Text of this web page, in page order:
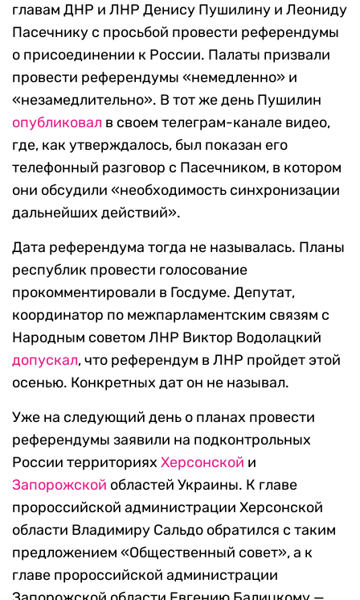
главам ДНР и ЛНР Денису Пушилину и Леониду
Пасечнику с просьбой провести референдумы
о присоединении к России. Палаты призвали
провести референдумы «немедленно» и
«незамедлительно». В тот же день Пушилин
опубликовал в своем телеграм-канале видео,
где, как утверждалось, был показан его
телефонный разговор с Пасечником, в котором
они обсудили «необходимость синхронизации
дальнейших действий».
Дата референдума тогда не называлась. Планы
республик провести голосование
прокомментировали в Госдуме. Депутат,
координатор по межпарламентским связям с
Народным советом ЛНР Виктор Водолацкий
допускал, что референдум в ЛНР пройдет этой
осенью. Конкретных дат он не называл.
Уже на следующий день о планах провести
референдумы заявили на подконтрольных
России территориях Херсонской и
Запорожской областей Украины. К главе
пророссийской администрации Херсонской
области Владимиру Сальдо обратился с таким
предложением «Общественный совет», а к
главе пророссийской администрации